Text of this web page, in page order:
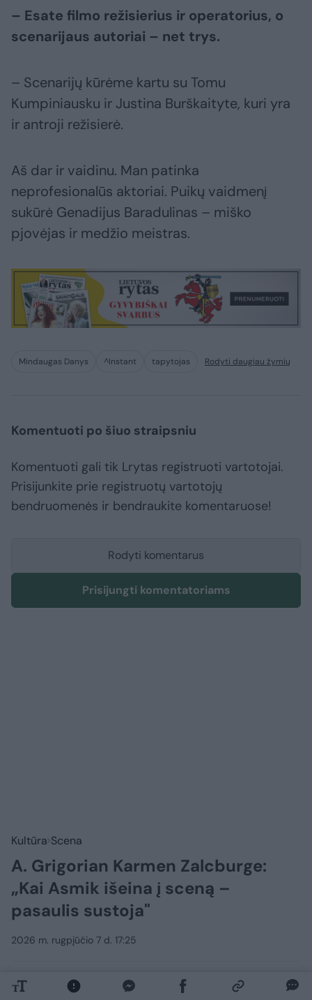
– Esate filmo režisierius ir operatorius, o
scenarijaus autoriai – net trys.
– Scenarijų kūrėme kartu su Tomu
Kumpiniausku ir Justina Burškaityte, kuri yra
ir antroji režisierė.
Aš dar ir vaidinu. Man patinka
neprofesionalūs aktoriai. Puikų vaidmenį
sukūrė Genadijus Baradulinas – miško
pjovėjas ir medžio meistras.
Mindaugas Danys ^Instant tapytojas Rodyti daugiau žymių
Komentuoti po šiuo straipsniu
Komentuoti gali tik Lrytas registruoti vartotojai.
Prisijunkite prie registruotų vartotojų
bendruomenės ir bendraukite komentaruose!
Rodyti komentarus
Prisijungti komentatoriams
Kultūra Scena
A. Grigorian Karmen Zalcburge:
„Kai Asmik išeina į sceną –
pasaulis sustoja"
2026 m. rugpjūčio 7 d. 17:25
Lrytas.lt